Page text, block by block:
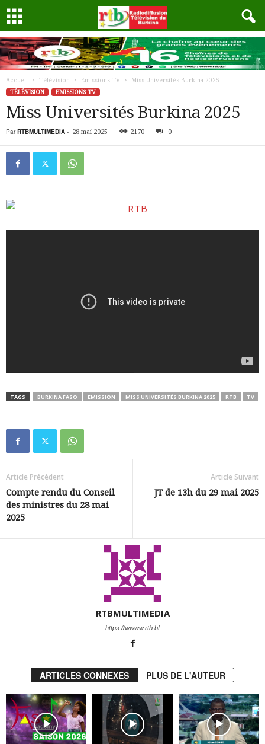
Accueil Télévision Emissions TV
Miss Universités Burkina 2025
TÉLÉVISION
EMISSIONS TV
Miss Universités Burkina 2025
Par RTBMULTIMEDIA - 28 mai 2025 2170 0
TAGS BURKINA FASO EMISSION MISS UNIVERSITÉS BURKINA 2025 RTB TV
Article Précédent
Compte rendu du Conseil
des ministres du 28 mai
2025
Article Suivant
JT de 13h du 29 mai 2025
RTBMULTIMEDIA
https://wwww.rtb.bf
ARTICLES CONNEXES PLUS DE L'AUTEUR